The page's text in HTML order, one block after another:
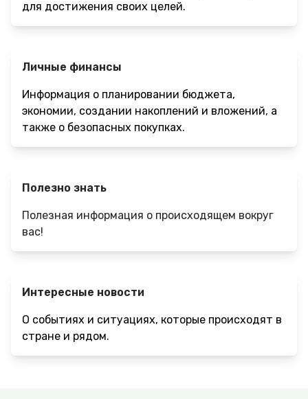
для достижения своих целей.
Личные финансы
Информация о планировании бюджета,
экономии, создании накоплений и вложений, а
также о безопасных покупках.
Полезно знать
Полезная информация о происходящем вокруг
вас!
Интересные новости
О событиях и ситуациях, которые происходят в
стране и рядом.